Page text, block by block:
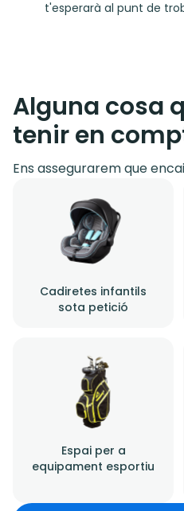
t'esperarà al punt de
Alguna cosa
tenir en
Ens assegurarem que
Cadiretes infantils
sota petició
Espai per a
equipament esportiu